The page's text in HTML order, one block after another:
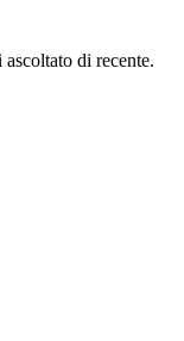
di recente.